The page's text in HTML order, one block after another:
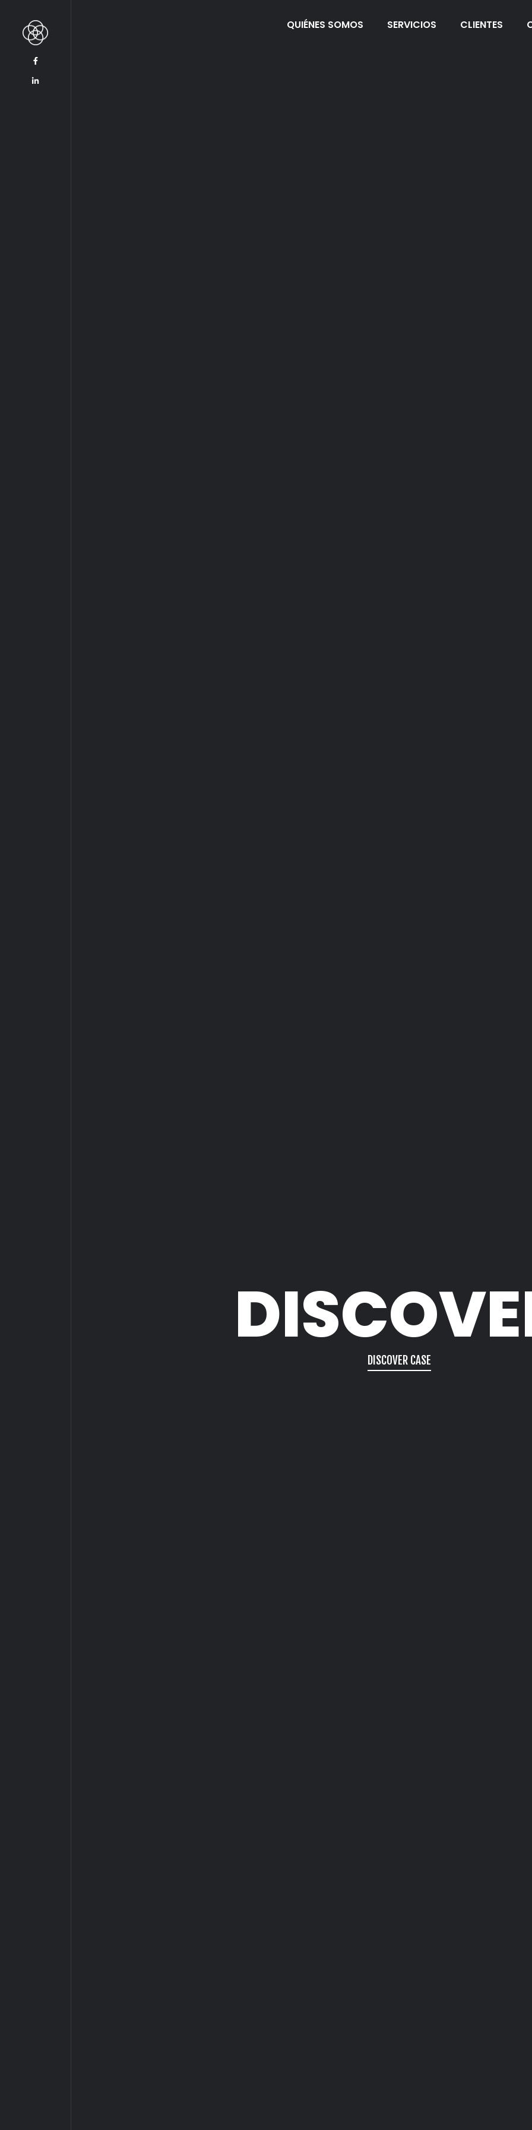
QUIÉNES SOMOS SERVICIOS CLIENTES
DISCOVER CASE